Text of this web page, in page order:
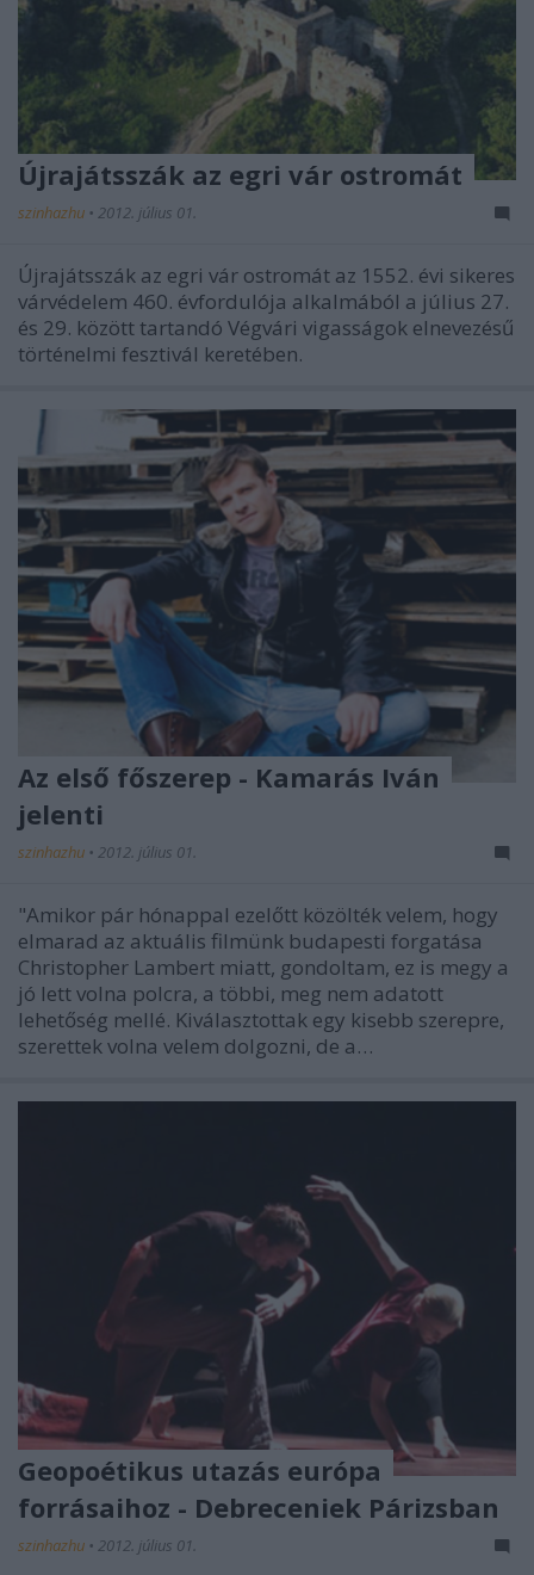
Újrajátsszák az egri vár ostromát
szinhazhu • 2012. július 01.
Újrajátsszák az egri vár ostromát az 1552. évi sikeres
várvédelem 460. évfordulója alkalmából a július 27.
és 29. között tartandó Végvári vigasságok elnevezésű
történelmi fesztivál keretében.
Az első főszerep - Kamarás Iván
jelenti
szinhazhu • 2012. július 01.
"Amikor pár hónappal ezelőtt közölték velem, hogy
elmarad az aktuális filmünk budapesti forgatása
Christopher Lambert miatt, gondoltam, ez is megy a
jó lett volna polcra, a többi, meg nem adatott
lehetőség mellé. Kiválasztottak egy kisebb szerepre,
szerettek volna velem dolgozni, de a…
Geopoétikus utazás európa
forrásaihoz - Debreceniek Párizsban
szinhazhu • 2012. július 01.